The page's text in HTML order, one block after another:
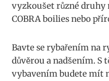
vyzkoušet různé druhy
COBRA boilies nebo
Bavte se rybařením na
důvěrou a nadšením.
vybavením budete mít